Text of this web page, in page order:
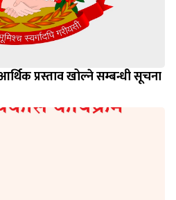
प्रस्ताव खोल्ने सम्बन्धी सूचना